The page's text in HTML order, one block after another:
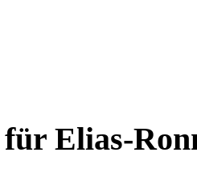
Elias-